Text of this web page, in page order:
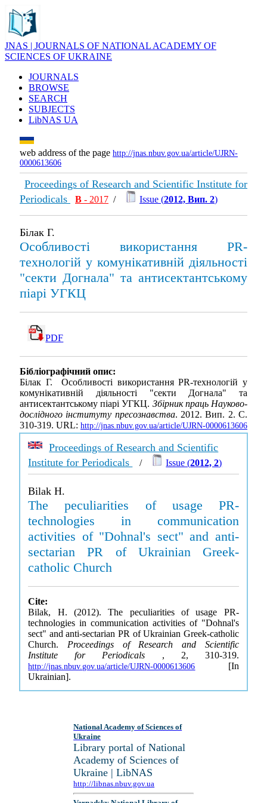
JNAS | JOURNALS OF NATIONAL ACADEMY OF
SCIENCES OF UKRAINE
JOURNALS
BROWSE
SEARCH
SUBJECTS
LibNAS UA
web address of the page http://jnas.nbuv.gov.ua/article/UJRN-
0000613606
Proceedings of Research and Scientific Institute for
Periodicals
В - 2017 / Issue (2012, Вип. 2)
Білак Г.
Особливості використання PR-
технологій у комунікативній діяльності
"секти Догнала" та антисектантському
піарі УГКЦ
PDF
Бібліографічний опис:
Білак Г. Особливості використання PR-технологій у
комунікативній діяльності "секти Догнала" та
антисектантському піарі УГКЦ. Збірник праць Науково-
дослідного інституту пресознавства. 2012. Вип. 2. С.
310-319. URL: http://jnas.nbuv.gov.ua/article/UJRN-0000613606
Proceedings of Research and Scientific
Institute for Periodicals
/ Issue (2012, 2)
Bilak H.
The peculiarities of usage PR-
technologies in communication
activities of "Dohnal's sect" and anti-
sectarian PR of Ukrainian Greek-
catholic Church
Cite:
Bilak, H. (2012). The peculiarities of usage PR-
technologies in communication activities of "Dohnal's
sect" and anti-sectarian PR of Ukrainian Greek-catholic
Church. Proceedings of Research and Scientific
Institute for Periodicals , 2, 310-319.
http://jnas.nbuv.gov.ua/article/UJRN-0000613606 [In
Ukrainian].
National Academy of Sciences of
Ukraine
Library portal of National
Academy of Sciences of
Ukraine | LibNAS
http://libnas.nbuv.gov.ua